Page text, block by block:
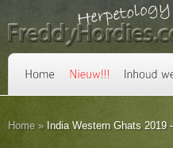
Home » India Western Ghats 2019